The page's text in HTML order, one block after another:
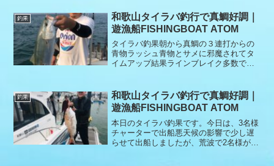
なりました😊 本日もご乗船ありがとうご
ざいました🙇‍♂️
釣果
和歌山タイラバ釣行で真鯛好調｜
遊漁船FISHINGBOAT ATOM
タイラバ釣果朝から真鯛の３連打からの
青物ラッシュ青物とサメに邪魔されてタ
イムアップ結果ラインブレイク多数で終
釣果
和歌山タイラバ釣行で真鯛好調｜
遊漁船FISHINGBOAT ATOM
本日のタイラバ釣果です。今日は、3名様
チャーターで出船悪天候の影響で少し遅
らせて出船しましたが、荒波で2名様がダ